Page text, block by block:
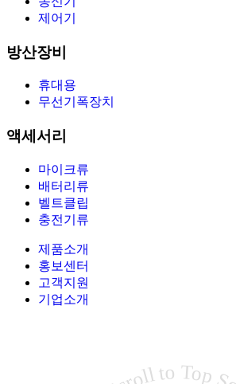
제어기
방산장비
휴대용
무선기폭장치
액세서리
마이크류
배터리류
벨트클립
충전기류
제품소개
홍보센터
고객지원
기업소개